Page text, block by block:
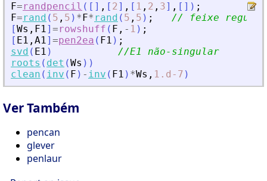
F=randpencil ( [ ] , [ 2] , [ 1 , 2 , 3] , [ ] ) ;
F=rand ( 5 , 5 ) *F* rand ( 5 , 5 ) ;
// feixe regular
[Ws , F1] =rowshuff ( F , - 1 ) ;
[ E1 , A1] =pen2ea ( F1 ) ;
svd ( E1 )
//E1 não-singular
roots ( det (Ws ) )
clean ( inv ( F ) - inv ( F1 ) *Ws , 1.d-7 )
Ver Também
pencan
glever
penlaur